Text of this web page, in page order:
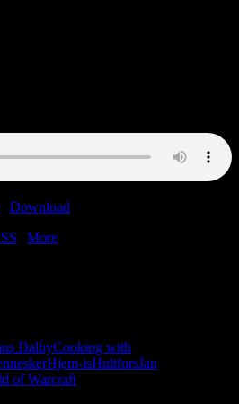
Download
More
DalbyCooking with
Hjem-isHultforsJan
of Warcraft